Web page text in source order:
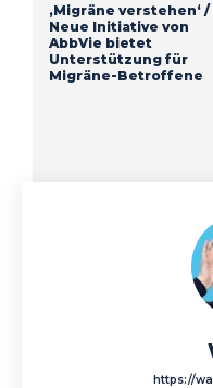
‚Migräne verstehen‘ /
Neue Initiative von
AbbVie bietet
Unterstützung für
Migräne-Betroffene
https://